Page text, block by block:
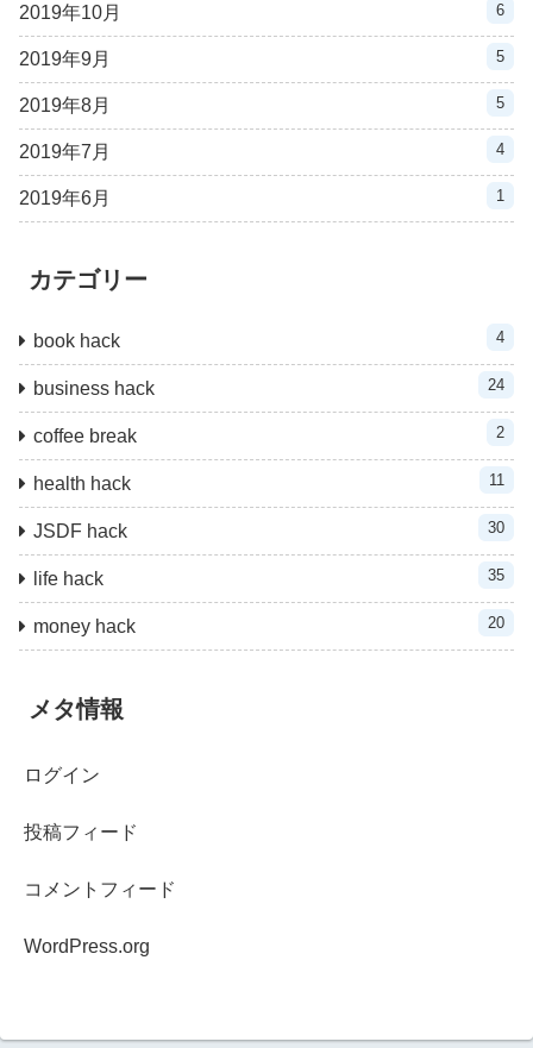
2019年10月 6
2019年9月 5
2019年8月 5
2019年7月 4
2019年6月 1
カテゴリー
book hack 4
business hack 24
coffee break 2
health hack 11
JSDF hack 30
life hack 35
money hack 20
メタ情報
ログイン
投稿フィード
コメントフィード
WordPress.org